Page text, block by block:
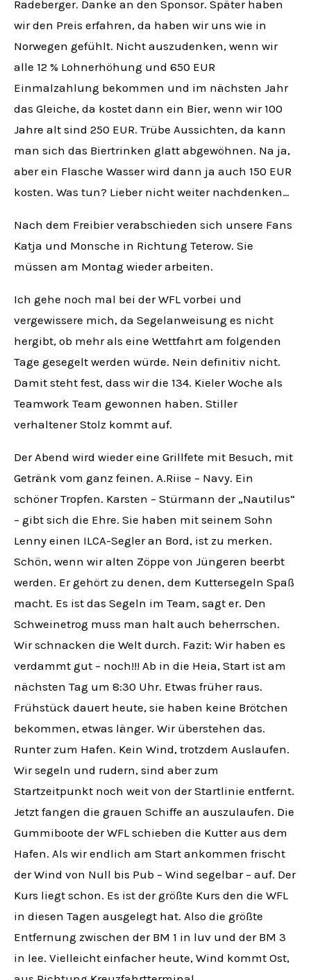
Radeberger. Danke an den Sponsor. Später haben
wir den Preis erfahren, da haben wir uns wie in
Norwegen gefühlt. Nicht auszudenken, wenn wir
alle 12 % Lohnerhöhung und 650 EUR
Einmalzahlung bekommen und im nächsten Jahr
das Gleiche, da kostet dann ein Bier, wenn wir 100
Jahre alt sind 250 EUR. Trübe Aussichten, da kann
man sich das Biertrinken glatt abgewöhnen. Na ja,
aber ein Flasche Wasser wird dann ja auch 150 EUR
kosten. Was tun? Lieber nicht weiter nachdenken…
Nach dem Freibier verabschieden sich unsere Fans
Katja und Monsche in Richtung Teterow. Sie
müssen am Montag wieder arbeiten.
Ich gehe noch mal bei der WFL vorbei und
vergewissere mich, da Segelanweisung es nicht
hergibt, ob mehr als eine Wettfahrt am folgenden
Tage gesegelt werden würde. Nein definitiv nicht.
Damit steht fest, dass wir die 134. Kieler Woche als
Teamwork Team gewonnen haben. Stiller
verhaltener Stolz kommt auf.
Der Abend wird wieder eine Grillfete mit Besuch, mit
Getränk vom ganz feinen. A.Riise – Navy. Ein
schöner Tropfen. Karsten – Stürmann der „Nautilus“
– gibt sich die Ehre. Sie haben mit seinem Sohn
Lenny einen ILCA-Segler an Bord, ist zu merken.
Schön, wenn wir alten Zöppe von Jüngeren beerbt
werden. Er gehört zu denen, dem Kuttersegeln Spaß
macht. Es ist das Segeln im Team, sagt er. Den
Schweinetrog muss man halt auch beherrschen.
Wir schnacken die Welt durch. Fazit: Wir haben es
verdammt gut – noch!!! Ab in die Heia, Start ist am
nächsten Tag um 8:30 Uhr. Etwas früher raus.
Frühstück dauert heute, sie haben keine Brötchen
bekommen, etwas länger. Wir überstehen das.
Runter zum Hafen. Kein Wind, trotzdem Auslaufen.
Wir segeln und rudern, sind aber zum
Startzeitpunkt noch weit von der Startlinie entfernt.
Jetzt fangen die grauen Schiffe an auszulaufen. Die
Gummiboote der WFL schieben die Kutter aus dem
Hafen. Als wir endlich am Start ankommen frischt
der Wind von Null bis Pub – Wind segelbar – auf. Der
Kurs liegt schon. Es ist der größte Kurs den die WFL
in diesen Tagen ausgelegt hat. Also die größte
Entfernung zwischen der BM 1 in luv und der BM 3
in lee. Vielleicht einfacher heute, Wind kommt Ost,